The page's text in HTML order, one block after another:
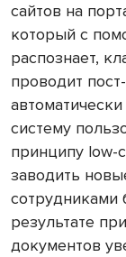
сайтов на
который с
распознает,
проводит
систему
принципу low-
заводить
сотрудниками
результате
документов